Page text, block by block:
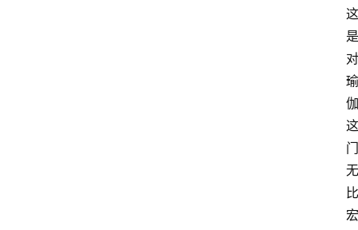
这
是
对
瑜
伽
这
门
无
比
宏